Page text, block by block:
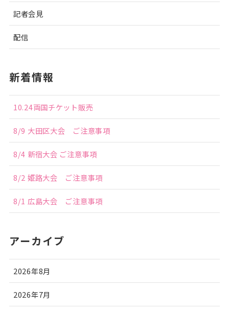
記者会見
配信
新着情報
10.24両国チケット販売
8/9 大田区大会 ご注意事項
8/4 新宿大会 ご注意事項
8/2 姫路大会 ご注意事項
8/1 広島大会 ご注意事項
アーカイブ
2026年8月
2026年7月